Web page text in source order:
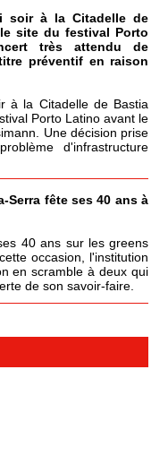
soir à la Citadelle de
site du festival Porto
très attendu de
préventif en raison
à la Citadelle de Bastia
Porto Latino avant le
Une décision prise
d'infrastructure
Serra fête ses 40 ans à
40 ans sur les greens
occasion, l'institution
en scramble à deux qui
de son savoir-faire.